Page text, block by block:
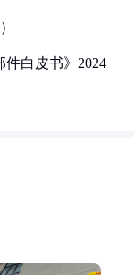
件白皮书》2024